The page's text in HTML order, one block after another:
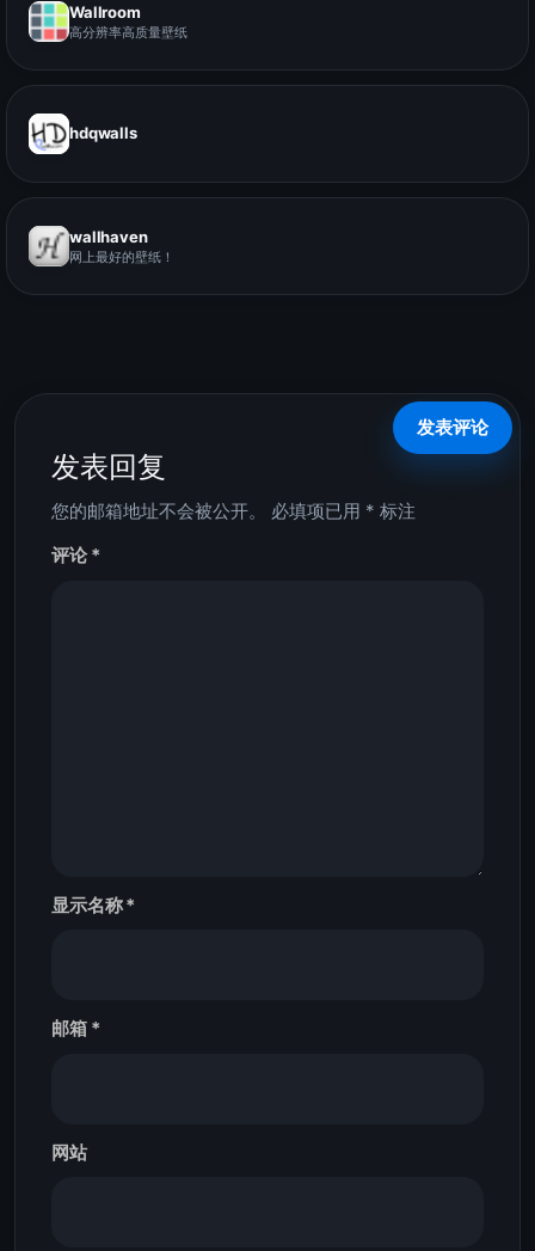
Wallroom
高分辨率高质量壁纸
hdqwalls
wallhaven
网上最好的壁纸！
发表回复
您的邮箱地址不会被公开。 必填项已用 * 标注
评论*
显示名称*
邮箱 *
网站